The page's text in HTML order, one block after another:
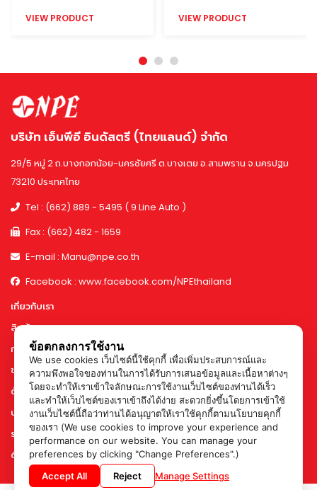
VIEW PRODUCT VIEW PRODUCT
บริษัท เอ็นพีอี อินดัสตรี (ไทยแลนด์) จำกัด
29/5 หมู่ 2 ถ.บางกอกน้อย-นครชัยศรี ต.บางเตย อ.สามพราน จ.นครปฐม
73210 ประเทศไทย
Tel : (662) 889 - 5495 ( 9 Line Auto )
Fax : (662) 482 - 1659
E-mail : Manu@npe.co.th
Facebook : www.facebook.com/NPEthailand
เกี่ยวกับเรา
สินค้า
การทำงานและกำลังการผลิต
ข่าวสาร & กิจกรรม
ตัวอย่างผลงาน
บทความ
ร่วมงานกับเรา
ติดต่อเรา
ข้อตกลงการใช้งาน
We use cookies เว็บไซต์นี้ใช้คุกกี้ เพื่อเพิ่มประสบการณ์และ
ความพึงพอใจของท่านในการได้รับการเสนอข้อมูลและเนื้อหาต่างๆ
โดยจะทำให้เราเข้าใจลักษณะการใช้งานเว็บไซต์ของท่านได้เร็ว
และทำให้เว็บไซต์ของเราเข้าถึงได้ง่าย สะดวกยิ่งขึ้นโดยการเข้าใช้
งานเว็บไซต์นี้ถือว่าท่านได้อนุญาตให้เราใช้คุกกี้ตามนโยบายคุกกี้
ของเรา (We use cookies to improve your experience and
performance on our website. You can manage your
preferences by clicking "Change Preferences".)
Accept All
Reject Manage Settings